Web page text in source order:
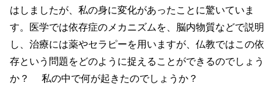
はしましたが、私の身に変化があったことに驚いていま
す。医学では依存症のメカニズムを、脳内物質などで説明
し、治療には薬やセラピーを用いますが、仏教ではこの依
存という問題をどのように捉えることができるのでしょう
か？ 私の中で何が起きたのでしょうか？